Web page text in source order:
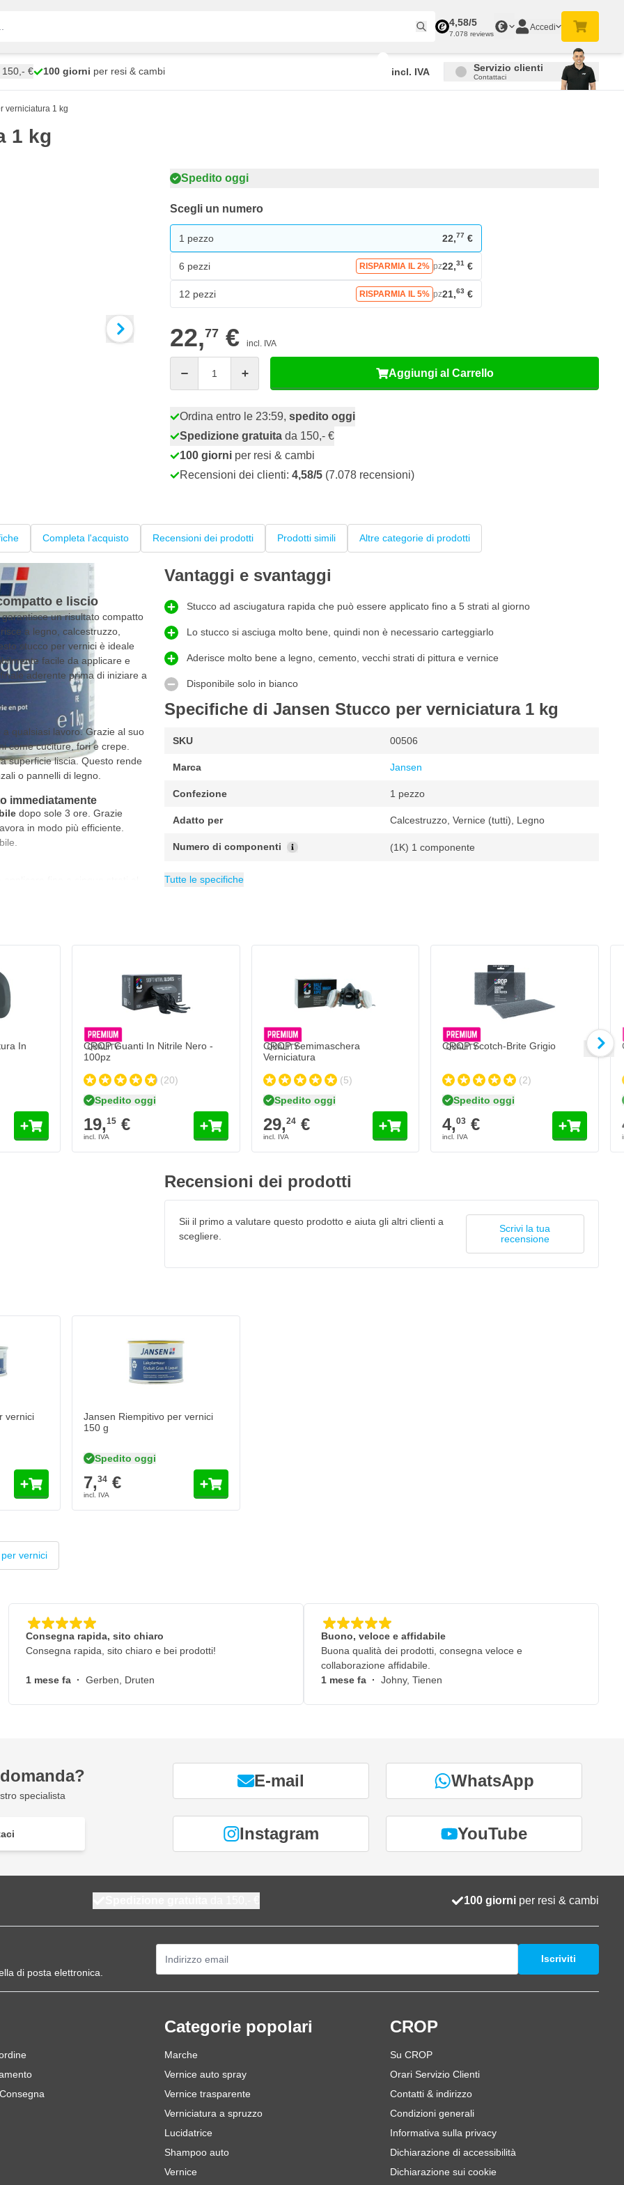
4,58/5
7.078 reviews
€ Accedi
150,- € 100 giorni per resi & cambi incl. IVA Servizio clienti
Contattaci
verniciatura 1 kg
1 kg
Spedito oggi
Scegli un numero
1 pezzo 22,77 €
6 pezzi RISPARMIA IL 2% pz22,31 €
12 pezzi RISPARMIA IL 5% pz21,63 €
22,77 € incl. IVA
Aggiungi al Carrello
Ordina entro le 23:59, spedito oggi
Spedizione gratuita da 150,- €
100 giorni per resi & cambi
Recensioni dei clienti: 4,58/5 (7.078 recensioni)
Completa l'acquisto Recensioni dei prodotti Prodotti simili Altre categorie di prodotti
e liscio
un risultato compatto
a legno, calcestruzzo,
stucco per vernici è ideale
facile da applicare e
aderente prima di iniziare a
a qualsiasi lavoro. Grazie al suo
come cuciture, fori e crepe.
superficie liscia. Questo rende
o pannelli di legno.
immediatamente
dopo sole 3 ore. Grazie
in modo più efficiente.
spessore massimo del film
Vantaggi e svantaggi
Stucco ad asciugatura rapida che può essere applicato fino a 5 strati al giorno
Lo stucco si asciuga molto bene, quindi non è necessario carteggiarlo
Aderisce molto bene a legno, cemento, vecchi strati di pittura e vernice
Disponibile solo in bianco
Specifiche di Jansen Stucco per verniciatura 1 kg
SKU 00506
Marca Jansen
Confezione 1 pezzo
Adatto per Calcestruzzo, Vernice (tutti), Legno
Numero di componenti (1K) 1 componente
Peso 1 kg
EAN 4001745212099
Contenuto
Categoria
Tutte le specifiche
In
Aggiungi al Carrello
CROP Guanti In Nitrile Nero -
100pz
(20)
Spedito oggi
19,15 €
CROP Semimaschera
Verniciatura
(5)
Spedito oggi
29,24€
CROP Scotch-Brite Grigio
(2)
Spedito oggi
4,03 €
Recensioni dei prodotti
Sii il primo a valutare questo prodotto e aiuta gli altri clienti a
scegliere.
Scrivi la tua
recensione
vernici
Jansen Riempitivo per vernici
150 g
Spedito oggi
7,34 €
vernici
Consegna rapida, sito chiaro
Consegna rapida, sito chiaro e bei prodotti!
1 mese fa · Gerben, Druten
Buono, veloce e affidabile
Buona qualità dei prodotti, consegna veloce e
collaborazione affidabile.
1 mese fa · Johny, Tienen
specialista
E-mail WhatsApp
Instagram YouTube
100 giorni per resi & cambi
di posta elettronica.
Iscriviti
Categorie popolari
Marche
Vernice auto spray
Vernice trasparente
Verniciatura a spruzzo
Lucidatrice
Shampoo auto
Vernice
CROP
Su CROP
Orari Servizio Clienti
Contatti & indirizzo
Condizioni generali
Informativa sulla privacy
Dichiarazione di accessibilità
Dichiarazione sui cookie